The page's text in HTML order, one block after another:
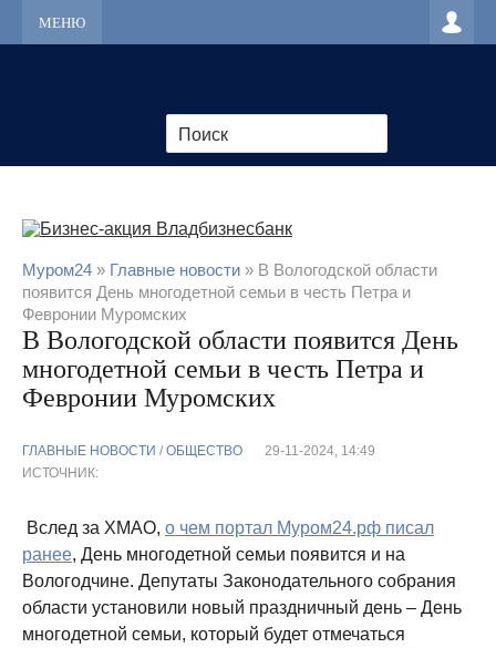
МЕНЮ
Муром24 » Главные новости » В Вологодской области
появится День многодетной семьи в честь Петра и
Февронии Муромских
В Вологодской области появится День
многодетной семьи в честь Петра и
Февронии Муромских
ГЛАВНЫЕ НОВОСТИ / ОБЩЕСТВО
29-11-2024, 14:49
ИСТОЧНИК:
Вслед за ХМАО, о чем портал Муром24.рф писал
ранее, День многодетной семьи появится и на
Вологодчине. Депутаты Законодательного собрания
области установили новый праздничный день – День
многодетной семьи, который будет отмечаться